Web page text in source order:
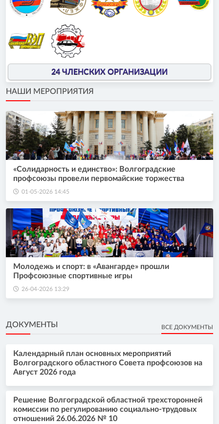
24 ЧЛЕНСКИХ ОРГАНИЗАЦИИ
НАШИ МЕРОПРИЯТИЯ
«Солидарность и единство»: Волгоградские
профсоюзы провели первомайские торжества
01-05-2026 14:45
Молодежь и спорт: в «Авангарде» прошли
Профсоюзные спортивные игры
26-04-2026 13:29
ДОКУМЕНТЫ ВСЕ ДОКУМЕНТЫ
Календарный план основных мероприятий
Волгоградского областного Совета профсоюзов на
Август 2026 года
Решение Волгоградской областной трехсторонней
комиссии по регулированию социально-трудовых
отношений 26.06.2026 № 10